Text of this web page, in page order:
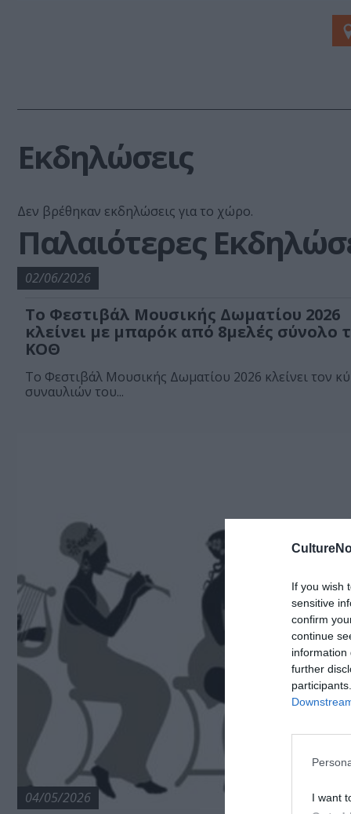
If you wish
sensitive
confirm
continue
information
further
I want
Εκδηλώσεις
Δεν βρέθηκαν εκδηλώσεις για το χώρο.
Παλαιότερες
02/06/2026
Το Φεστιβάλ Μουσικής Δωματίου 2026
κλείνει με μπαρόκ από 8μελές σύνολο
ΚΟΘ
Το Φεστιβάλ Μουσικής Δωματίου 2026 κλείνει τον
συναυλιών του...
04/05/2026